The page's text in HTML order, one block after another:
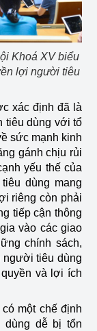
Khoá XV biểu
lợi người tiêu
xác định đã là
tiêu dùng với tổ
sức mạnh kinh
gánh chịu rủi
yếu thế của
dùng mang
riêng còn phải
tiếp cận thông
vào các giao
chính sách,
người tiêu dùng
và lợi ích
một chế định
dễ bị tổn